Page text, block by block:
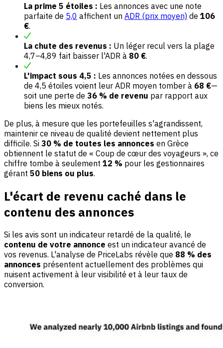
La prime 5 étoiles : Les annonces avec une note
parfaite de 5,0 affichent un ADR (prix moyen) de 106
€.
La chute des revenus : Un léger recul vers la plage
4,7–4,89 fait baisser l'ADR à 80 €.
L'impact sous 4,5 : Les annonces notées en dessous
de 4,5 étoiles voient leur ADR moyen tomber à 68 €—
soit une perte de 36 % de revenu par rapport aux
biens les mieux notés.
De plus, à mesure que les portefeuilles s'agrandissent,
maintenir ce niveau de qualité devient nettement plus
difficile. Si 30 % de toutes les annonces en Grèce
obtiennent le statut de « Coup de cœur des voyageurs », ce
chiffre tombe à seulement 12 % pour les gestionnaires
gérant 50 biens ou plus.
L'écart de revenu caché dans le
contenu des annonces
Si les avis sont un indicateur retardé de la qualité, le
contenu de votre annonce est un indicateur avancé de
vos revenus. L'analyse de PriceLabs révèle que 88 % des
annonces présentent actuellement des problèmes qui
nuisent activement à leur visibilité et à leur taux de
conversion.